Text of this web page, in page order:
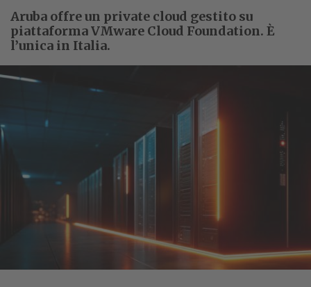
Aruba offre un private cloud gestito su
piattaforma VMware Cloud Foundation. È
l’unica in Italia.